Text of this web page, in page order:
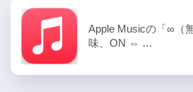
Apple Musicの「∞（
味、ON ⇔ …